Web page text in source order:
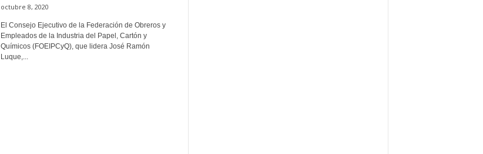
octubre 8, 2020
El Consejo Ejecutivo de la Federación de Obreros y
Empleados de la Industria del Papel, Cartón y
Químicos (FOEIPCyQ), que lidera José Ramón
Luque,...